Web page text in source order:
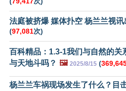
法庭被挤爆 媒体扑空 杨兰兰视
(97,081次)
百科精品：1.3-1我们与自然的关
与天地斗吗？ 🖼️ 2025/8/15 (
杨兰兰车祸现场发生了什么？目